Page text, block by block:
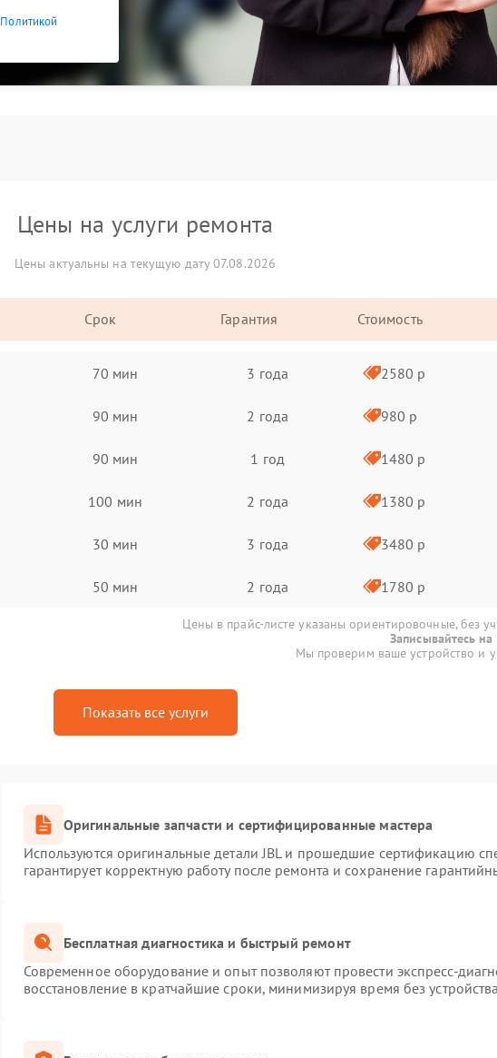
Политикой
Цены на услуги ремонта
Цены актуальны на текущую дату 07.08.2026
Срок Гарантия Стоимость
70 мин 3 года 2580 р
90 мин 2 года 980 р
90 мин 1 год 1480 р
100 мин 2 года 1380 р
30 мин 3 года 3480 р
50 мин 2 года 1780 р
Цены в прайс-листе указаны ориентировочные, без
Записывайтесь
Мы проверим ваше устройство и
Показать все услуги
Оригинальные запчасти и сертифицированные мастера
Используются оригинальные детали JBL и прошедшие сертификацию
гарантирует корректную работу после ремонта и сохранение
Бесплатная диагностика и быстрый ремонт
Современное оборудование и опыт позволяют провести экспресс-
восстановление в кратчайшие сроки, минимизируя время без устройства